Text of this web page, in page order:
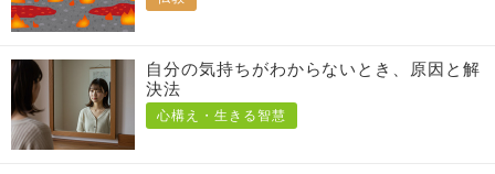
自分の気持ちがわからないとき、原因と解
決法
心構え・生きる智慧